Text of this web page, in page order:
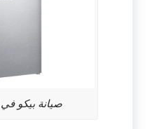
صيانة بيكو